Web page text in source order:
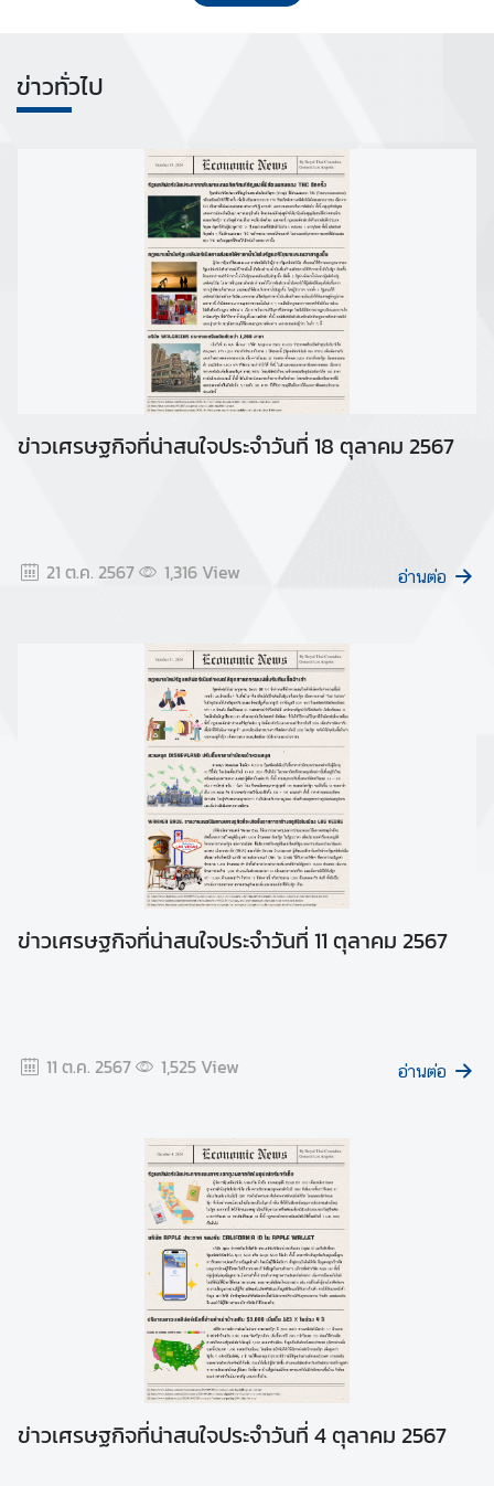
ข่าวทั่วไป
ข่าวเศรษฐกิจที่น่าสนใจประจำวันที่ 18 ตุลาคม 2567
21 ต.ค. 2567 1,316View อ่านต่อ
ข่าวเศรษฐกิจที่น่าสนใจประจำวันที่ 11 ตุลาคม 2567
11 ต.ค. 2567 1,525View อ่านต่อ
ข่าวเศรษฐกิจที่น่าสนใจประจำวันที่ 4 ตุลาคม 2567